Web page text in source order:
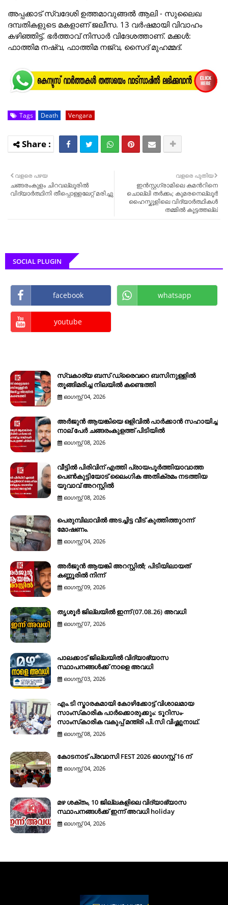
അപ്പക്കാട് സ്വദേശി ഉത്തമാവുങ്ങൽ ആലി - സുലൈഖ
ദമ്പതികളുടെ മകളാണ് ജലീസ. 13 വർഷമായി വിവാഹം
കഴിഞ്ഞിട്ട്. ഭർത്താവ് നിസാർ വിദേശത്താണ്. മക്കൾ:
ഫാത്തിമ നഷ്‌വ, ഫാത്തിമ നജ്‌വ, സൈദ് മുഹമ്മദ്.
Tags Death Vengara
വളരെ പുതിയ
ഇൻസ്റ്റഗ്രാമിലെ കമന്‍റിനെ
ചൊല്ലി തർക്കം; കുമരനെല്ലൂർ
ഹൈസ്കൂളിലെ വിദ്യാർത്ഥികൾ
തമ്മിൽ കൂട്ടത്തല്ല്
വളരെ പഴയ
ചങ്ങരംകുളം ചിറവല്ലൂരിൽ
വിദ്യാർത്ഥിനി തീപ്പൊള്ളലേറ്റ് മരിച്ചു
SOCIAL PLUGIN
facebook whatsapp
youtube
സ്വകാര്യ ബസ് ഡ്രൈവറെ ബസിനുള്ളിൽ
തൂങ്ങിമരിച്ച നിലയിൽ കണ്ടെത്തി
ഓഗസ്റ്റ് 04, 2026
അർജുൻ ആയങ്കിയെ ഒളിവിൽ പാർക്കാൻ സഹായിച്ച
നാല് പേര്‍ ചങ്ങരംകുളത്ത് പിടിയില്‍
ഓഗസ്റ്റ് 08, 2026
വീട്ടിൽ പിരിവിന് എത്തി പ്രായപൂർത്തിയാവാത്ത
പെൺകുട്ടിയോട് ലൈംഗിക അതിക്രമം നടത്തിയ
യുവാവ് അറസ്റ്റിൽ
ഓഗസ്റ്റ് 08, 2026
പെരുമ്പിലാവിൽ അടച്ചിട്ട വീട് കുത്തിത്തുറന്ന്
മോഷണം.
ഓഗസ്റ്റ് 04, 2026
അർജുൻ ആയങ്കി അറസ്റ്റിൽ; പിടിയിലായത്
കണ്ണൂരിൽ നിന്ന്
ഓഗസ്റ്റ് 09, 2026
തൃശൂർ ജില്ലയിൽ ഇന്ന് (07.08.26) അവധി
ഓഗസ്റ്റ് 07, 2026
പാലക്കാട് ജില്ലയിൽ വിദ്യാഭ്യാസ
സ്ഥാപനങ്ങൾക്ക് നാളെ അവധി
ഓഗസ്റ്റ് 03, 2026
എം.ടി സ്മാരകമായി കോഴിക്കോട്ട് വിശാലമായ
സാംസ്‌കാരിക പാര്‍ക്കൊരുക്കും: ടൂറിസം-
സാംസ്‌കാരിക വകുപ്പ് മന്ത്രി പി.സി വിഷ്ണുനാഥ്.
ഓഗസ്റ്റ് 08, 2026
കോടനാട് പ്രവാസി FEST 2026 ഓഗസ്റ്റ് 16 ന്
ഓഗസ്റ്റ് 04, 2026
മഴ ശക്തം, 10 ജില്ലകളിലെ വിദ്യാഭ്യാസ
സ്ഥാപനങ്ങൾക്ക് ഇന്ന് അവധി holiday
ഓഗസ്റ്റ് 04, 2026